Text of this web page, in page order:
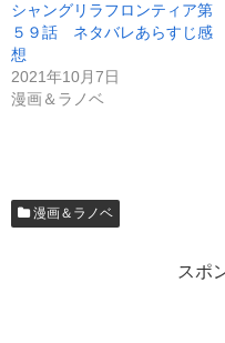
シャングリラフロンティア第
５９話 ネタバレあらすじ感
想
2021年10月7日
漫画＆ラノベ
漫画＆ラノベ
スポ